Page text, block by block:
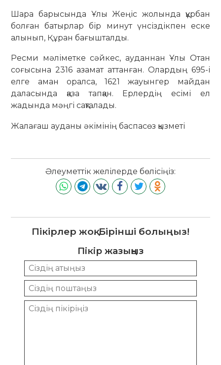
Шара барысында Ұлы Жеңіс жолында құрбан
болған батырлар бір минут үнсіздікпен еске
алынып, Құран бағышталды.
Ресми мәліметке сәйкес, ауданнан Ұлы Отан
соғысына 2316 азамат аттанған. Олардың 695-і
елге аман оралса, 1621 жауынгер майдан
даласында қаза тапқан. Ерлердің есімі ел
жадында мәңгі сақталады.
Жалағаш ауданы әкімінің баспасөз қызметі
Әлеуметтік желілерде бөлісіңіз:
Пікірлер жоқ. Бірінші болыңыз!
Пікір жазыңыз